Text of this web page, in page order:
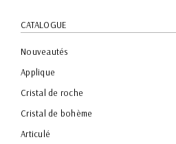
CATALOGUE
Nouveautés
Applique
Cristal de roche
Cristal de bohème
Articulé